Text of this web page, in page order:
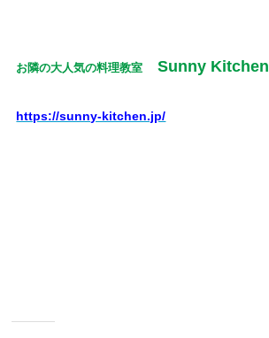
お隣の大人気の料理教室 Sunny Kitchen
https://sunny-kitchen.jp/